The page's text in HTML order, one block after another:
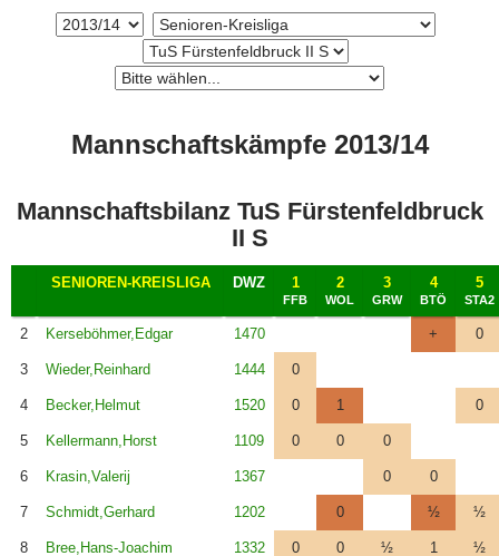
Mannschaftskämpfe 2013/14
Mannschaftsbilanz TuS Fürstenfeldbruck
II S
SENIOREN-KREISLIGA DWZ 1
FFB
2
WOL
3
GRW
4
BTÖ
5
STA2
2 Kerseböhmer,Edgar 1470 + 0
3 Wieder,Reinhard 1444 0
4 Becker,Helmut 1520 0 1 0
5 Kellermann,Horst 1109 0 0 0
6 Krasin,Valerij 1367 0 0
7 Schmidt,Gerhard 1202 0 ½ ½
8 Bree,Hans-Joachim 1332 0 0 ½ 1 ½